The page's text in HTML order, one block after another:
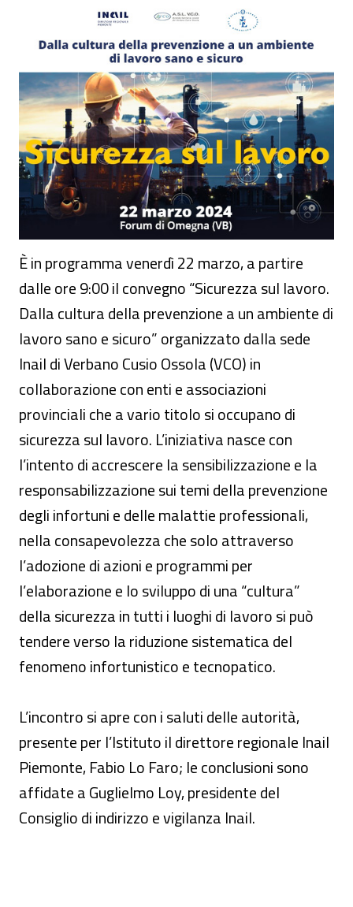
Convegno - “Sicurezza sul lavoro.
È in programma venerdì 22 marzo, a partire
dalle ore 9:00 il convegno “Sicurezza sul lavoro.
Dalla cultura della prevenzione a un ambiente di
lavoro sano e sicuro” organizzato dalla sede
Inail di Verbano Cusio Ossola (VCO) in
collaborazione con enti e associazioni
provinciali che a vario titolo si occupano di
sicurezza sul lavoro. L’iniziativa nasce con
l’intento di accrescere la sensibilizzazione e la
responsabilizzazione sui temi della prevenzione
degli infortuni e delle malattie professionali,
nella consapevolezza che solo attraverso
l’adozione di azioni e programmi per
l’elaborazione e lo sviluppo di una “cultura”
della sicurezza in tutti i luoghi di lavoro si può
tendere verso la riduzione sistematica del
fenomeno infortunistico e tecnopatico.
L’incontro si apre con i saluti delle autorità,
presente per l’Istituto il direttore regionale Inail
Piemonte, Fabio Lo Faro; le conclusioni sono
affidate a Guglielmo Loy, presidente del
Consiglio di indirizzo e vigilanza Inail.